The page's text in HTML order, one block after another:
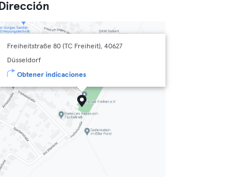
Dirección
Freiheitstraße 80 (TC Freiheit), 40627
Düsseldorf
Obtener indicaciones